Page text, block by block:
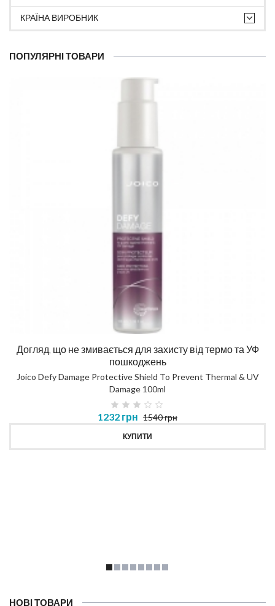
КРАЇНА ВИРОБНИК
ПОПУЛЯРНІ ТОВАРИ
Догляд, що не змивається для захисту від термо та УФ
пошкоджень
Joico Defy Damage Protective Shield To Prevent Thermal & UV
Damage 100ml
1232 грн 1540 грн
КУПИТИ
НОВІ ТОВАРИ